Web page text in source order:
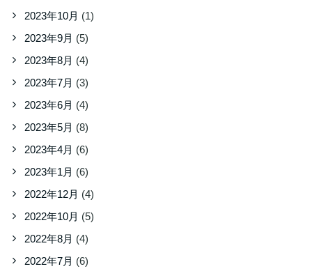
2023年10月 (1)
2023年9月 (5)
2023年8月 (4)
2023年7月 (3)
2023年6月 (4)
2023年5月 (8)
2023年4月 (6)
2023年1月 (6)
2022年12月 (4)
2022年10月 (5)
2022年8月 (4)
2022年7月 (6)